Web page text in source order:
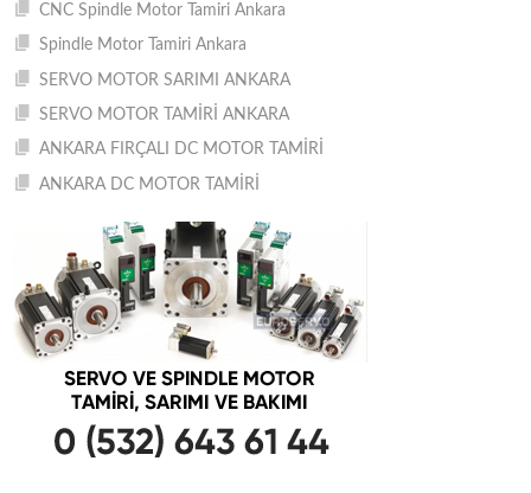
CNC Spindle Motor Tamiri Ankara
Spindle Motor Tamiri Ankara
SERVO MOTOR SARIMI ANKARA
SERVO MOTOR TAMİRİ ANKARA
ANKARA FIRÇALI DC MOTOR TAMİRİ
ANKARA DC MOTOR TAMİRİ